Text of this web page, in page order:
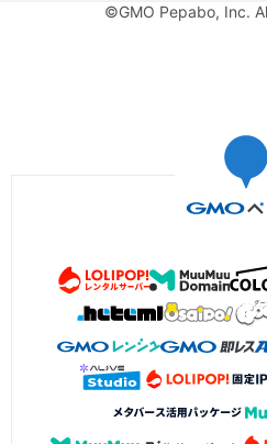
©GMO Pepabo, Inc.